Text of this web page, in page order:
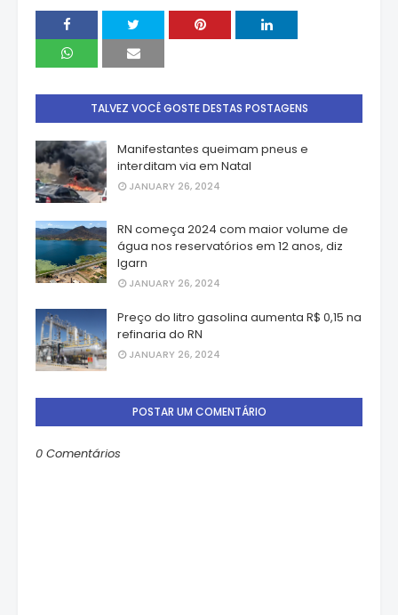
TALVEZ VOCÊ GOSTE DESTAS POSTAGENS
Manifestantes queimam pneus e
interditam via em Natal
JANUARY 26, 2024
RN começa 2024 com maior volume de
água nos reservatórios em 12 anos, diz
Igarn
JANUARY 26, 2024
Preço do litro gasolina aumenta R$ 0,15 na
refinaria do RN
JANUARY 26, 2024
POSTAR UM COMENTÁRIO
0 Comentários